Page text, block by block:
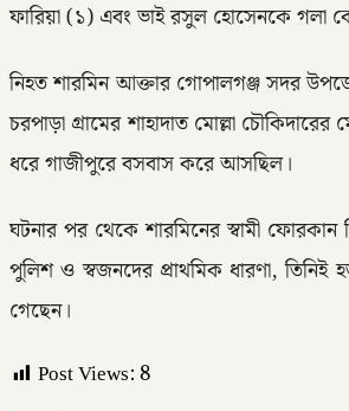
ফারিয়া (১) এবং ভাই রসুল হোসেনকে গলা
নিহত শারমিন আক্তার গোপালগঞ্জ সদর
চরপাড়া গ্রামের শাহাদাত মোল্লা চৌকিদারের
ধরে গাজীপুরে বসবাস করে আসছিল।
ঘটনার পর থেকে শারমিনের স্বামী
পুলিশ ও স্বজনদের প্রাথমিক ধারণা, তিনিই
গেছেন।
Post Views:8